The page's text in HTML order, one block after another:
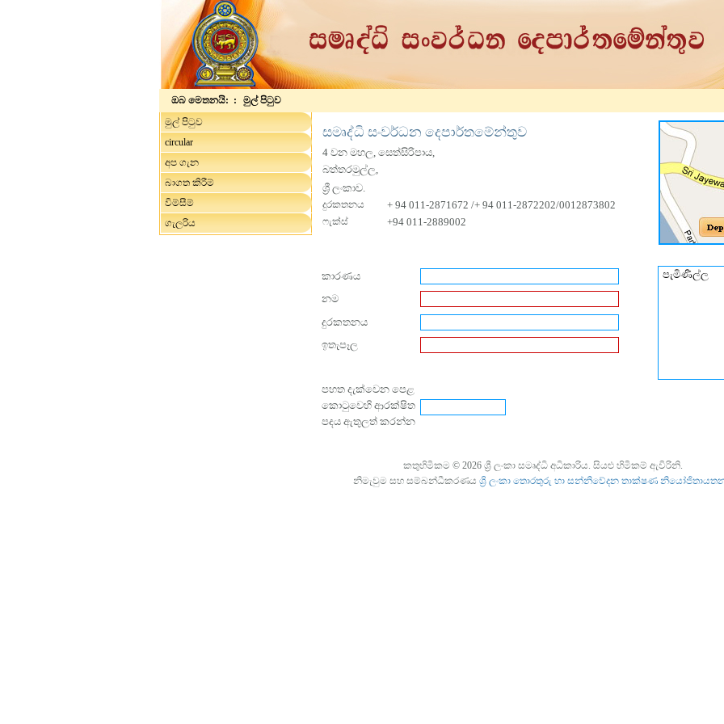
ඔබ මෙතනයි: : මුල් පිටුව
සමෘද්ධි සංවර්ධන දෙපාර්තමේන්තුව
4 වන මහල, සෙත්සිරිපාය,
බත්තරමුල්ල,
ශ්‍රී ලංකාව.
දුරකතනය + 94 011-2871672 /+ 94 011-2872202/0012873802
ෆැක්ස් +94 011-2889002
කාරණය
නම
දුරකතනය
ඉතැපෑල
පහත දැක්වෙන පෙළ
කොටුවෙහි ආරක්ෂිත
පදය ඇතුලත් කරන්න
මුල් පිටුව
circular
අප ගැන
බාගත කිරීම්
විම්සීම්
ගැලරිය
කතුහිමිකම © 2026 ශ්‍රී ලංකා සමෘද්ධි අධිකාරිය. සියළු හිමිකම් ඇවිරිනි.
නිමැවුම සහ සම්බන්ධීකරණය ශ්‍රි ලංකා තොරතුරු හා සන්නිවේදන තාක්ෂණ